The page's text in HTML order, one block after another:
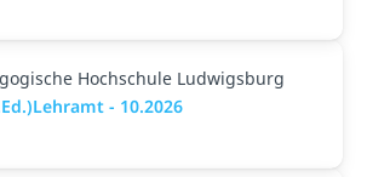
Hochschule Ludwigsburg
- 10.2026